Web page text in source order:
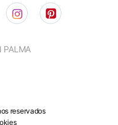
reservados
PALMA